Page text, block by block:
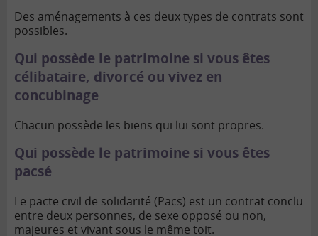
Des aménagements à ces deux types de contrats sont
possibles.
Qui possède le patrimoine si vous êtes
célibataire, divorcé ou vivez en
concubinage
Chacun possède les biens qui lui sont propres.
Qui possède le patrimoine si vous êtes
pacsé
Le pacte civil de solidarité (Pacs) est un contrat conclu
entre deux personnes, de sexe opposé ou non,
majeures et vivant sous le même toit.